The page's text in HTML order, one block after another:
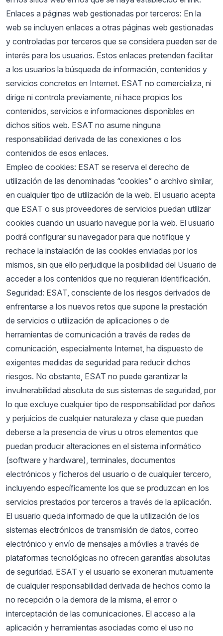
Enlaces a páginas web gestionadas por terceros: En la
web se incluyen enlaces a otras páginas web gestionadas
y controladas por terceros que se considera pueden ser de
interés para los usuarios. Estos enlaces pretenden facilitar
a los usuarios la búsqueda de información, contenidos y
servicios concretos en Internet. ESAT no comercializa, ni
dirige ni controla previamente, ni hace propios los
contenidos, servicios e informaciones disponibles en
dichos sitios web. ESAT no asume ninguna
responsabilidad derivada de las conexiones o los
contenidos de esos enlaces.
Empleo de cookies: ESAT se reserva el derecho de
utilización de las denominadas “cookies” o archivo similar,
en cualquier tipo de utilización de la web. El usuario acepta
que ESAT o sus proveedores de servicios puedan utilizar
cookies cuando un usuario navegue por la web. El usuario
podrá configurar su navegador para que notifique y
rechace la instalación de las cookies enviadas por los
mismos, sin que ello perjudique la posibilidad del Usuario de
acceder a los contenidos que no requieran identificación.
Seguridad: ESAT, consciente de los riesgos derivados de
enfrentarse a los nuevos retos que supone la prestación
de servicios o utilización de aplicaciones o de
herramientas de comunicación a través de redes de
comunicación, especialmente Internet, ha dispuesto de
exigentes medidas de seguridad para reducir dichos
riesgos. No obstante, ESAT no puede garantizar la
invulnerabilidad absoluta de sus sistemas de seguridad, por
lo que excluye cualquier tipo de responsabilidad por daños
y perjuicios de cualquier naturaleza y clase que puedan
deberse a la presencia de virus u otros elementos que
puedan producir alteraciones en el sistema informático
(software y hardware), terminales, documentos
electrónicos y ficheros del usuario o de cualquier tercero,
incluyendo específicamente los que se produzcan en los
servicios prestados por terceros a través de la aplicación.
El usuario queda informado de que la utilización de los
sistemas electrónicos de transmisión de datos, correo
electrónico y envío de mensajes a móviles a través de
plataformas tecnológicas no ofrecen garantías absolutas
de seguridad. ESAT y el usuario se exoneran mutuamente
de cualquier responsabilidad derivada de hechos como la
no recepción o la demora de la misma, el error o
interceptación de las comunicaciones. El acceso a la
aplicación y herramientas asociadas como el uso no